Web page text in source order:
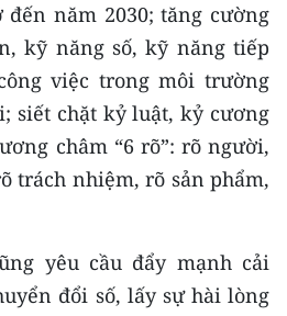
đến năm 2030; tăng cường
kỹ năng số, kỹ năng tiếp
việc trong môi trường
siết chặt kỷ luật, kỷ cương
châm “6 rõ”: rõ người,
trách nhiệm, rõ sản phẩm,
yêu cầu đẩy mạnh cải
đổi số, lấy sự hài lòng